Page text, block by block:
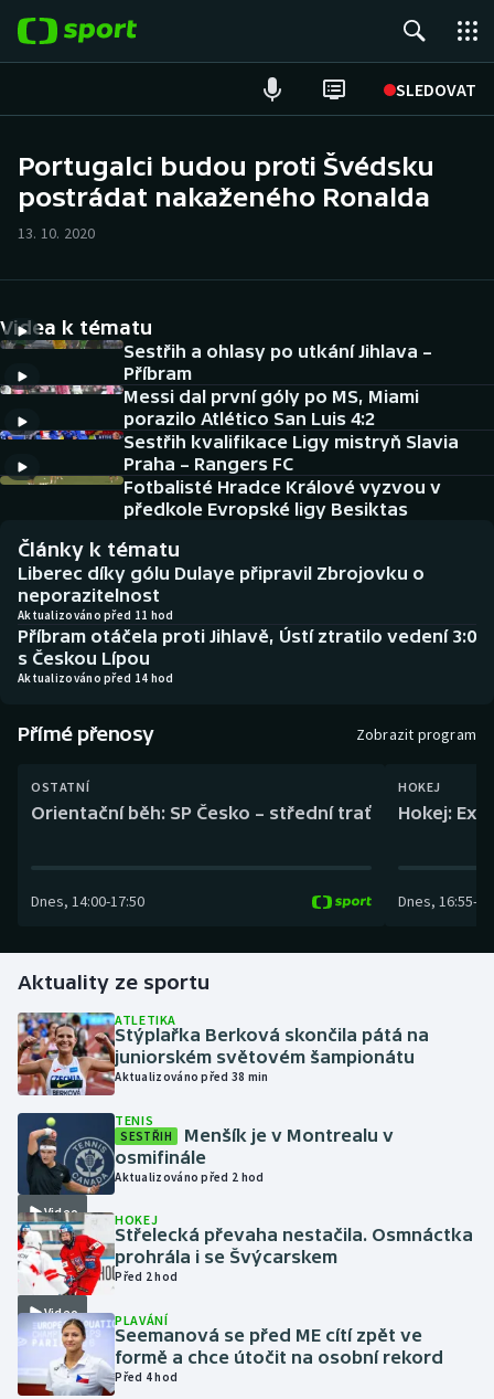
SLEDOVAT
Hokej
Cyklistika
DALŠÍ SPORTY
Americký fotbal
Baseball a softbal
Basketbal
Biatlon
Boby a skeleton
Box
Curling
Golf
Gymnastika
Házená
Jezdectví
Judo
Krasobruslení
Lezení
Lyže a snowboard
NEPŘEHLÉDNĚTE
Historické návraty
Aplikace ČT sport
AZ kvíz
Portugalci budou proti Švédsku
postrádat nakaženého Ronalda
13. 10. 2020
Videa k tématu
Sestřih a ohlasy po utkání Jihlava –
Příbram
Messi dal první góly po MS, Miami
porazilo Atlético San Luis 4:2
Sestřih kvalifikace Ligy mistryň Slavia
Praha – Rangers FC
Fotbalisté Hradce Králové vyzvou v
předkole Evropské ligy Besiktas
Články k tématu
Liberec díky gólu Dulaye připravil Zbrojovku o
neporazitelnost
Aktualizováno před 11 hod
Příbram otáčela proti Jihlavě, Ústí ztratilo vedení 3:0
s Českou Lípou
Aktualizováno před 14 hod
Přímé přenosy Zobrazit program
OSTATNÍ
Orientační běh: SP Česko – střední trať
Dnes, 14:00-17:50
HOKEJ
Hokej:
Dnes, 16:55-
Aktuality ze sportu
ATLETIKA
Stýplařka Berková skončila pátá na
juniorském světovém šampionátu
Aktualizováno před 38 min
Video
TENIS
SESTŘIH
Menšík je v Montrealu v
osmifinále
Aktualizováno před 2 hod
Video
HOKEJ
Střelecká převaha nestačila. Osmnáctka
prohrála i se Švýcarskem
Před 2 hod
PLAVÁNÍ
Seemanová se před ME cítí zpět ve
formě a chce útočit na osobní rekord
Před 4 hod